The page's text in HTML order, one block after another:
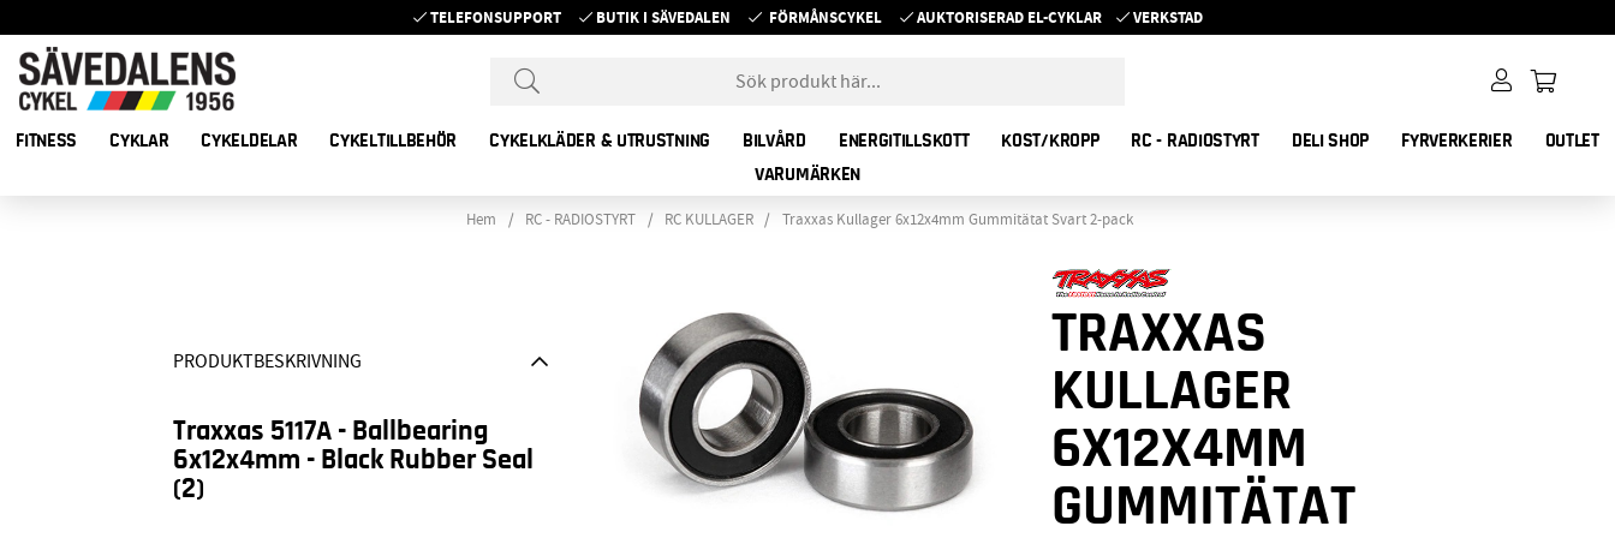
TELEFONSUPPORT BUTIK I SÄVEDALEN FÖRMÅNSCYKEL AUKTORISERAD EL-CYKLAR VERKSTAD
FITNESS CYKLAR CYKELDELAR CYKELTILLBEHÖR CYKELKLÄDER & UTRUSTNING BILVÅRD ENERGITILLSKOTT KOST/KROPP RC - RADIOSTYRT DELI SHOP FYRVERKERIER
OUTLET
VARUMÄRKEN
Hem RC - RADIOSTYRT RC KULLAGER Traxxas Kullager 6x12x4mm Gummitätat Svart 2-pack
PRODUKTBESKRIVNING
Traxxas 5117A - Ballbearing
6x12x4mm - Black Rubber Seal
(2)
TRAXXAS
KULLAGER
6X12X4MM
GUMMITÄTAT